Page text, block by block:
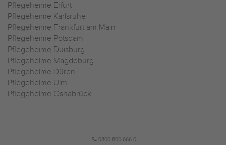
Pflegeheime Erfurt
Pflegeheime Karlsruhe
Pflegeheime Frankfurt am Main
Pflegeheime Potsdam
Pflegeheime Duisburg
Pflegeheime Magdeburg
Pflegeheime Düren
Pflegeheime Ulm
Pflegeheime Osnabrück
0800 800 666 0